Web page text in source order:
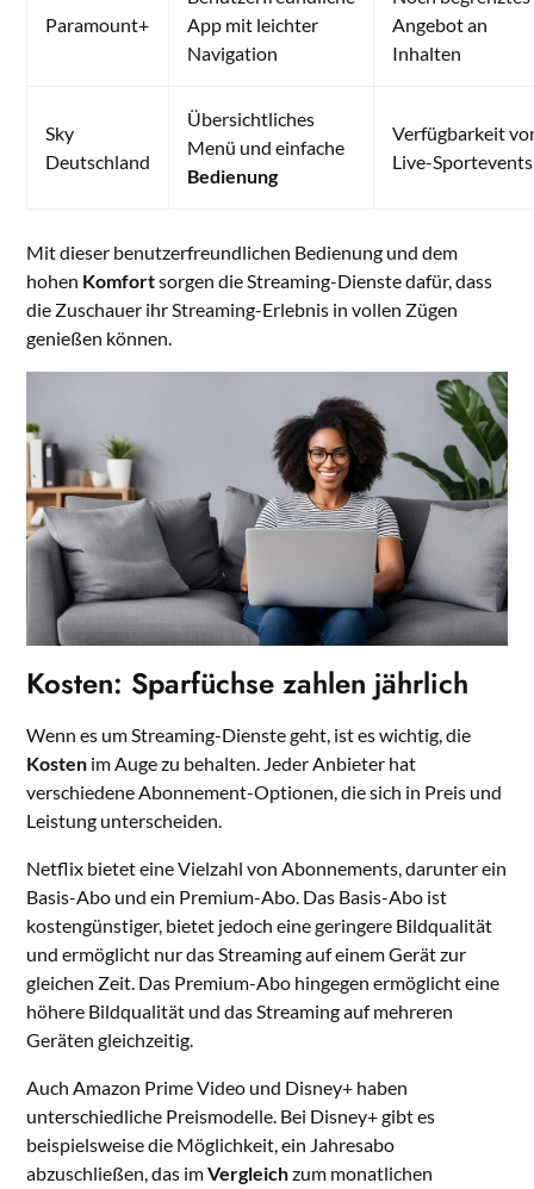
Paramount+
App mit leichter
Navigation
Angebot an
Inhalten
Sky
Deutschland
Übersichtliches
Menü und einfache
Bedienung
Verfügbarkeit
Live-Sportevents
Mit dieser benutzerfreundlichen Bedienung und dem
hohen Komfortsorgen die Streaming-Dienste dafür, dass
die Zuschauer ihr Streaming-Erlebnis in vollen Zügen
genießen können.
Kosten: Sparfüchse zahlen jährlich
Wenn es um Streaming-Dienste geht, ist es wichtig, die
Kosten im Auge zu behalten. Jeder Anbieter hat
verschiedene Abonnement-Optionen, die sich in Preis und
Leistung unterscheiden.
Netflix bietet eine Vielzahl von Abonnements, darunter ein
Basis-Abo und ein Premium-Abo. Das Basis-Abo ist
kostengünstiger, bietet jedoch eine geringere Bildqualität
und ermöglicht nur das Streaming auf einem Gerät zur
gleichen Zeit. Das Premium-Abo hingegen ermöglicht eine
höhere Bildqualität und das Streaming auf mehreren
Geräten gleichzeitig.
Auch Amazon Prime Video und Disney+ haben
unterschiedliche Preismodelle. Bei Disney+ gibt es
beispielsweise die Möglichkeit, ein Jahresabo
abzuschließen, das imVergleichzum monatlichen